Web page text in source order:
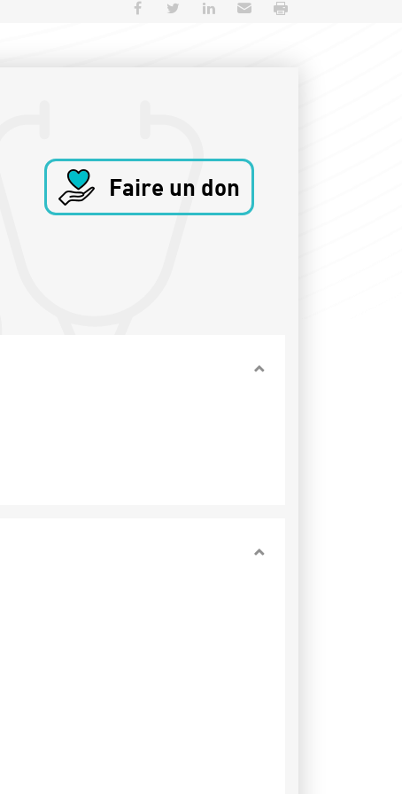
Partager sur Facebook
Partager sur Twitter
Partager sur LinkedIn
Envoyer par e-mail
Faire un don